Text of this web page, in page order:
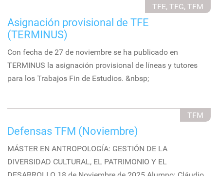
TFE, TFG, TFM
Asignación provisional de TFE
(TERMINUS)
Con fecha de 27 de noviembre se ha publicado en
TERMINUS la asignación provisional de líneas y tutores
para los Trabajos Fin de Estudios. &nbsp;
TFM
Defensas TFM (Noviembre)
MÁSTER EN ANTROPOLOGÍA: GESTIÓN DE LA
DIVERSIDAD CULTURAL, EL PATRIMONIO Y EL